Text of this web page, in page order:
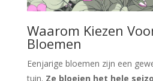
Waarom Kiezen
Bloemen
Eenjarige bloemen zijn een
tuin. Ze bloeien het hele